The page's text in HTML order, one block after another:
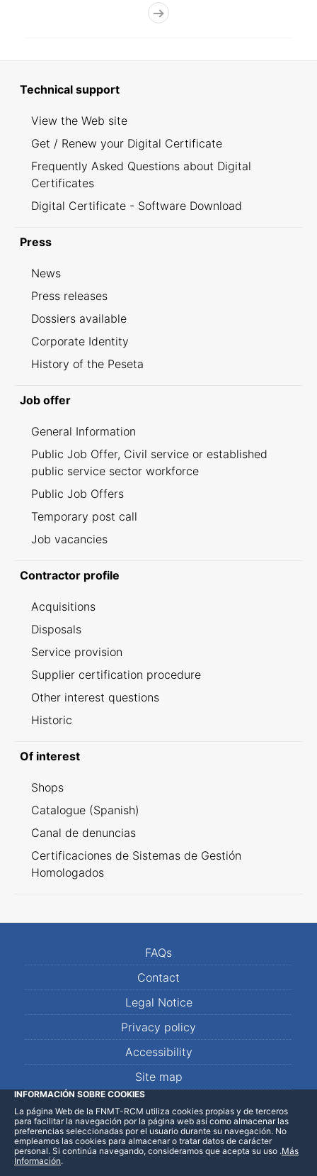
Technical support
View the Web site
Get / Renew your Digital Certificate
Frequently Asked Questions about Digital
Certificates
Digital Certificate - Software Download
Press
News
Press releases
Dossiers available
Corporate Identity
History of the Peseta
Job offer
General Information
Public Job Offer, Civil service or established
public service sector workforce
Public Job Offers
Temporary post call
Job vacancies
Contractor profile
Acquisitions
Disposals
Service provision
Supplier certification procedure
Other interest questions
Historic
Of interest
Shops
Catalogue (Spanish)
Canal de denuncias
Certificaciones de Sistemas de Gestión
Homologados
FAQs
Contact
Legal Notice
Privacy policy
Accessibility
Site map
LinkedInFacebookWhatsApp
INFORMACIÓN SOBRE COOKIES
La página Web de la FNMT-RCM utiliza cookies propias y de terceros
para facilitar la navegación por la página web así como almacenar las
preferencias seleccionadas por el usuario durante su navegación. No
empleamos las cookies para almacenar o tratar datos de carácter
personal. Si continúa navegando, consideramos que acepta su uso .Más
Información.